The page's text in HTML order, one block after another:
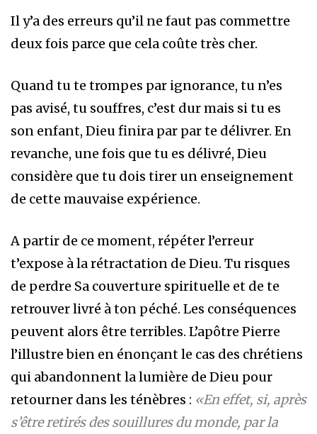
Il y’a des erreurs qu’il ne faut pas commettre
deux fois parce que cela coûte très cher.
Quand tu te trompes par ignorance, tu n’es
pas avisé, tu souffres, c’est dur mais si tu es
son enfant, Dieu finira par par te délivrer. En
revanche, une fois que tu es délivré, Dieu
considère que tu dois tirer un enseignement
de cette mauvaise expérience.
A partir de ce moment, répéter l’erreur
t’expose à la rétractation de Dieu. Tu risques
de perdre Sa couverture spirituelle et de te
retrouver livré à ton péché. Les conséquences
peuvent alors être terribles. L’apôtre Pierre
l’illustre bien en énonçant le cas des chrétiens
qui abandonnent la lumière de Dieu pour
retourner dans les ténèbres : «En effet, si, après
s’être retirés des souillures du monde, par la